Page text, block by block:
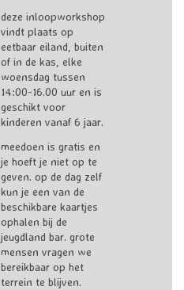
deze inloopworkshop
vindt plaats op
eetbaar eiland, buiten
of in de kas, elke
woensdag tussen
14:00-16.00 uur en is
geschikt voor
kinderen vanaf 6 jaar.
meedoen is gratis en
je hoeft je niet op te
geven. op de dag zelf
kun je een van de
beschikbare kaartjes
ophalen bij de
jeugdland bar. grote
mensen vragen we
bereikbaar op het
terrein te blijven.